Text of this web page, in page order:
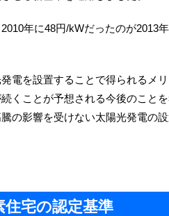
年に48円/kWだったのが2013年
電を設置することで得られるメ
くことが予想される今後のこと
の影響を受けない太陽光発電の
住宅の認定基準